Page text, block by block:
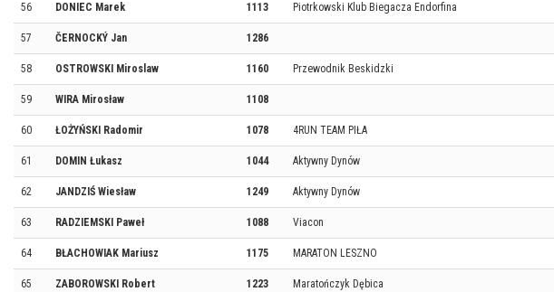
56 DONIEC Marek 1113 Piotrkowski Klub Biegacza Endorfina
57 ČERNOCKÝ Jan 1286
58 OSTROWSKI Miroslaw 1160 Przewodnik Beskidzki
59 WIRA Mirosław 1108
60 ŁOŻYŃSKI Radomir 1078 4RUN TEAM PIŁA
61 DOMIN Łukasz 1044 Aktywny Dynów
62 JANDZIŚ Wiesław 1249 Aktywny Dynów
63 RADZIEMSKI Paweł 1088 Viacon
64 BŁACHOWIAK Mariusz 1175 MARATON LESZNO
65 ZABOROWSKI Robert 1223 Maratończyk Dębica